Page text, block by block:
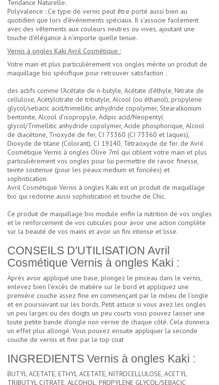
Tendance Naturelle.
Polyvalence : Ce type de vernis peut être porté aussi bien au
quotidien que lors d'événements spéciaux. Il s'associe facilement
avec des vêtements aux couleurs neutres ou vives, ajoutant une
touche d'élégance à n'importe quelle tenue.
Vernis à ongles Kaki Avril Cosmétique :
Votre main et plus particulièrement vos ongles mérite un produit de
maquillage bio spécifique pour retrouver satisfaction ;
des actifs comme l'Acétate de n-butyle, Acétate d'éthyle, Nitrate de
cellulose, Acétylcitrate de tributyle, Alcool (ou éthanol), propylene
glycol/sebacic acid/trimellitic anhydride copolymer, Stearalkonium
bentonite, Alcool d'isopropyle, Adipic acid/Neopentyl
glycol/Trimellitic anhydride copolymer, Acide phosphorique, Alcool
de diacétone, Trioxyde de fer, CI 73360 (CI 73360 et laques),
Dioxyde de titane (Colorant), CI 19140, Tétraoxyde de fer. de Avril
Cosmétique Vernis à ongles Olive 7ml qui ciblent votre main et plus
particulièrement vos ongles pour lui permettre de ravoir finesse,
teinte soutenue (pour les peaux medium et foncées) et
sophistication.
Avril Cosmétique Vernis à ongles Kaki est un produit de maquillage
bio qui redonne aussi sophistication et touche de Chic.
Ce produit de maquillage bio module enfin la nutrition de vos ongles
et le renforcement de vos cuticules pour avoir une action complète
sur la beauté de vos mains et avoir un fini intense et lisse.
CONSEILS D'UTILISATION Avril
Cosmétique Vernis à ongles Kaki :
Après avoir appliqué une base, plongez le pinceau dans le vernis,
enlevez bien l'excès de matière sur le bord et appliquez une
première couche assez fine en commençant par le milieu de l'ongle
et en poursuivant sur les bords. Petit astuce si vous avez les ongles
un peu larges ou des doigts un peu courts vous pouvez laisser une
toute petite bande d'ongle non vernie de chaque côté. Cela donnera
un effet plus allongé. Vous pouvez ensuite appliquer la seconde
couche de vernis et finir par le top coat
INGREDIENTS Vernis à ongles Kaki :
BUTYL ACETATE, ETHYL ACETATE, NITROCELLULOSE, ACETYL
TRIBUTYL CITRATE, ALCOHOL, PROPYLENE GLYCOL/SEBACIC